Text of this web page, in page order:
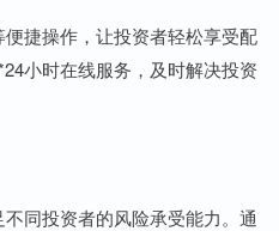
捷操作，让投资者轻松享受配
小时在线服务，及时解决投资
同投资者的风险承受能力。通